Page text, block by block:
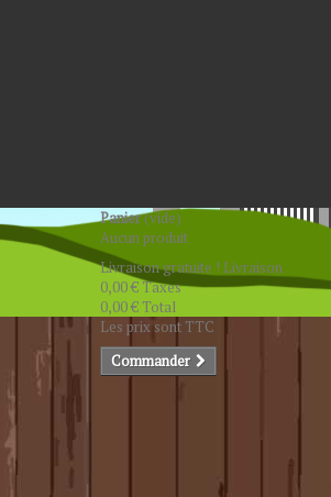
Panier(vide)
Aucun produit
Livraison gratuite ! Livraison
0,00 €Taxes
0,00 € Total
Les prix sont TTC
Commander